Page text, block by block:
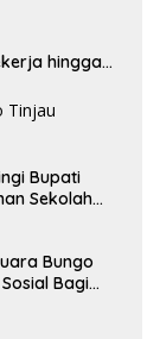
hingga
Bupati
Sekolah
Bungo
Bagi